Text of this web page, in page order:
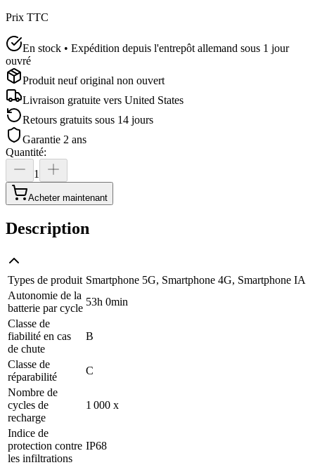
Prix TTC
En stock • Expédition depuis l'entrepôt allemand sous 1 jour
ouvré
Produit neuf original non ouvert
Livraison gratuite vers United States
Retours gratuits sous 14 jours
Garantie 2 ans
Quantité:
1
Acheter maintenant
Description
Types de produit Smartphone 5G, Smartphone 4G, Smartphone IA
Autonomie de la
batterie par cycle
53h 0min
Classe de
fiabilité en cas
de chute
B
Classe de
réparabilité
C
Nombre de
cycles de
recharge
1 000 x
Indice de
protection contre
les infiltrations
IP68